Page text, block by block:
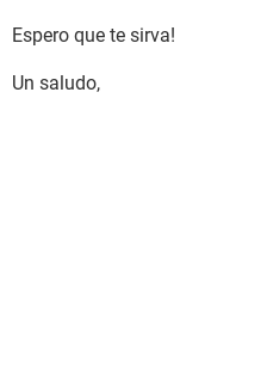
Espero que te sirva!
Un saludo,